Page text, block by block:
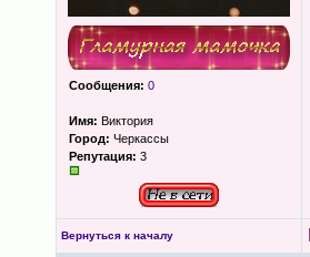
Сообщения: 0
Имя: Виктория
Город: Черкассы
Репутация: 3
Вернуться к началу